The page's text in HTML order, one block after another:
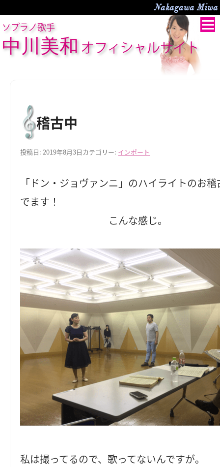
Nakagawa
ソプラノ歌手
中川美和 オフィシャルサイト
稽古中
投稿日:2019年8月3日カテゴリー: インポート
「ドン・ジョヴァンニ」のハイライトのお
でます！
こんな感じ。
私は撮ってるので、歌ってないんですが。